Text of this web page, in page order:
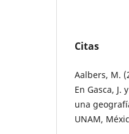
Citas
Aalbers, M.
En Gasca,
una
UNAM,